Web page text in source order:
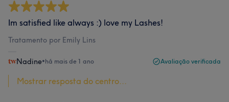
Im satisfied like always :) love my Lashes!
Tratamento por Emily Lins
Nadine•há mais de 1 ano Avaliação verificada
Mostrar resposta do centro...